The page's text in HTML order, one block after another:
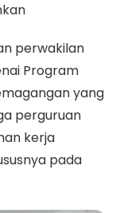
perwakilan
Program
yang
perguruan
kerja
pada